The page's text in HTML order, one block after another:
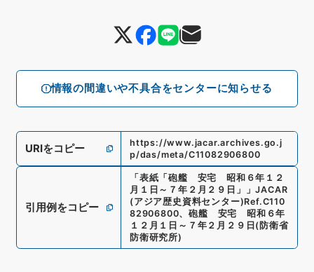
情報の間違いや不具合をセンターに知らせる
URIをコピー
https://www.jacar.archives.go.j
p/das/meta/C11082906800
引用例をコピー
「 表紙「砲艦 安宅 昭和６年１２
月１日～７年２月２９日」
」JACAR
(アジア歴史資料センター)Ref.C110
82906800、砲艦 安宅 昭和６年
１２月１日～７年２月２９日 ( 防衛省
防衛研究所)